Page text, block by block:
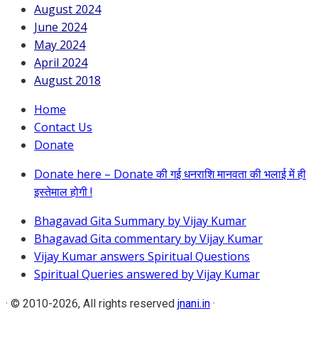
August 2024
June 2024
May 2024
April 2024
August 2018
Home
Contact Us
Donate
Donate here – Donate की गई धनराशि मानवता की भलाई में ही
इस्तेमाल होगी !
Bhagavad Gita Summary by Vijay Kumar
Bhagavad Gita commentary by Vijay Kumar
Vijay Kumar answers Spiritual Questions
Spiritual Queries answered by Vijay Kumar
· © 2010-2026, All rights reserved jnani.in ·